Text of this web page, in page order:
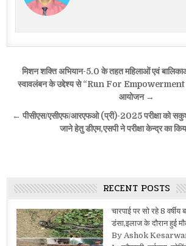
Post
navigation
मिशन शक्ति अभियान-5.0 के तहत महिलाओं एवं
स्वावलंबन के उद्देश्य से “Run For Empowerment
आयोजन →
← पीसीएस/एसीएफ/आरएफओ (प्री)-2025 परीक्षा को
जाने हेतु डीएम,एसपी ने परीक्षा केन्द्र का
RECENT POSTS
चारपाई पर सो रहे 8
डंसा,इलाज के दौरान हुई
By Ashok